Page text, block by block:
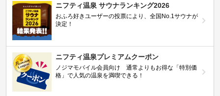
ニフティ温泉 サウナランキング2026
おふろ好きユーザーの投票により、全国No.1サウナが
決定！
ニフティ温泉プレミアムクーポン
ノジマモバイル会員向け 通常よりもお得な「特別価
格」で人気の温泉を満喫できる！